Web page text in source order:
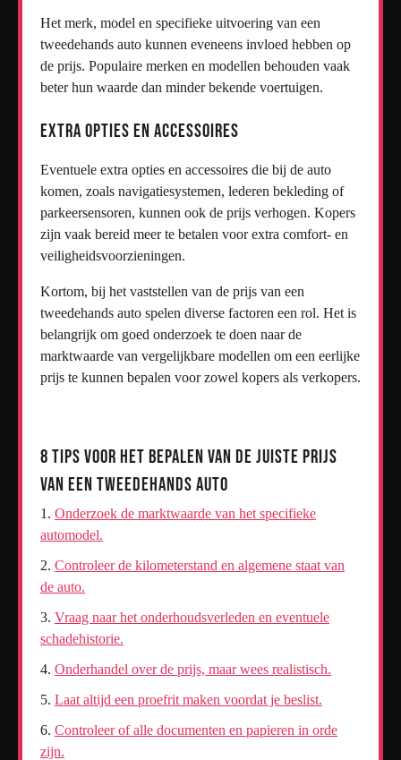
Het merk, model en specifieke uitvoering van een
tweedehands auto kunnen eveneens invloed hebben op
de prijs. Populaire merken en modellen behouden vaak
beter hun waarde dan minder bekende voertuigen.
Extra Opties en Accessoires
Eventuele extra opties en accessoires die bij de auto
komen, zoals navigatiesystemen, lederen bekleding of
parkeersensoren, kunnen ook de prijs verhogen. Kopers
zijn vaak bereid meer te betalen voor extra comfort- en
veiligheidsvoorzieningen.
Kortom, bij het vaststellen van de prijs van een
tweedehands auto spelen diverse factoren een rol. Het is
belangrijk om goed onderzoek te doen naar de
marktwaarde van vergelijkbare modellen om een eerlijke
prijs te kunnen bepalen voor zowel kopers als verkopers.
8 Tips voor het Bepalen van de Juiste Prijs
van een Tweedehands Auto
Onderzoek de marktwaarde van het specifieke
automodel.
Controleer de kilometerstand en algemene staat van
de auto.
Vraag naar het onderhoudsverleden en eventuele
schadehistorie.
Onderhandel over de prijs, maar wees realistisch.
Laat altijd een proefrit maken voordat je beslist.
Controleer of alle documenten en papieren in orde
zijn.